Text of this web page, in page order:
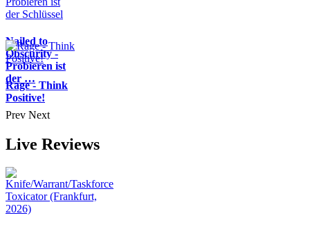
Nailed to
Obscurity -
Probieren ist
der …
Rage - Think
Positive!
Prev Next
Live Reviews